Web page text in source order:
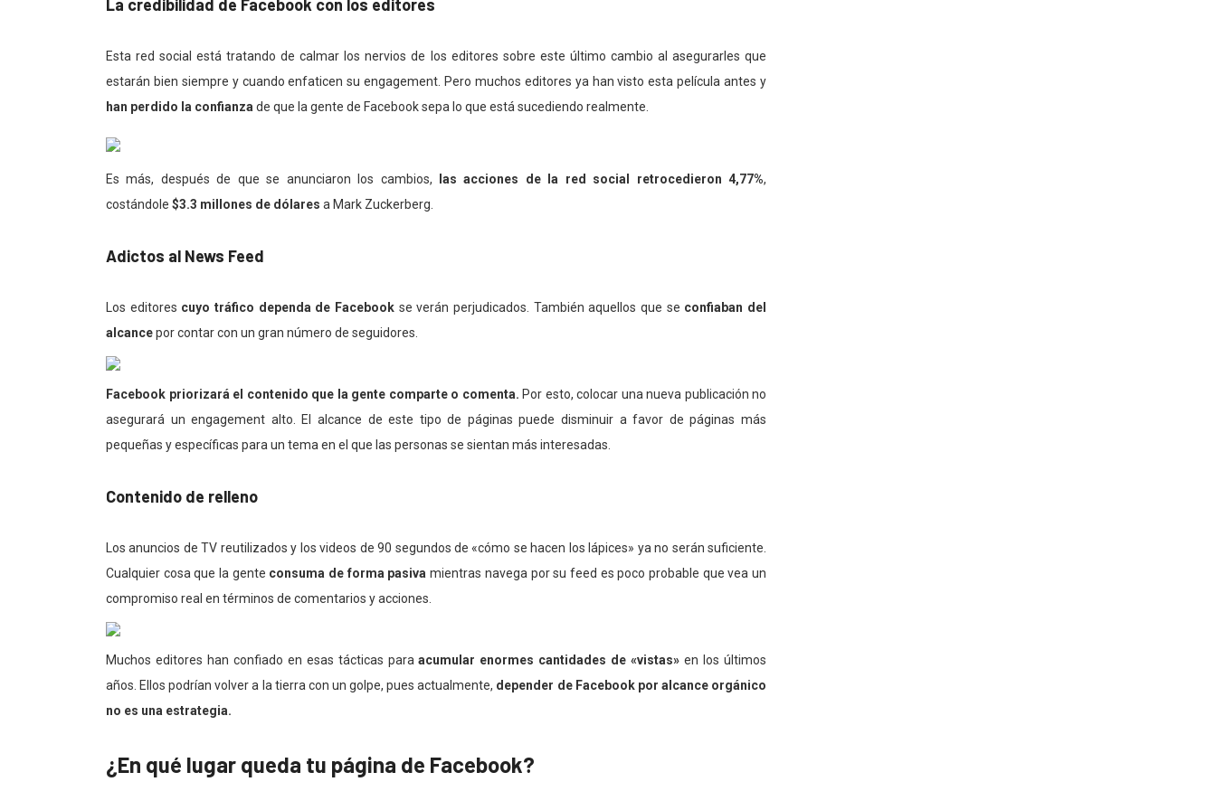
La credibilidad de Facebook con los editores
Esta red social está tratando de calmar los nervios de los editores sobre este último cambio al asegurarles que
estarán bien siempre y cuando enfaticen su engagement. Pero muchos editores ya han visto esta película antes y
han perdido la confianzade que la gente de Facebook sepa lo que está sucediendo realmente.
Es más, después de que se anunciaron los cambios, las acciones de la red social retrocedieron 4,77%,
costándole $3.3 millones de dólares a Mark Zuckerberg.
Adictos al News Feed
Los editores cuyo tráfico dependa de Facebook se verán perjudicados. También aquellos que se confiaban del
alcancepor contar con un gran número de seguidores.
Facebook priorizará el contenido que la gente comparte o comenta. Por esto, colocar una nueva publicación no
asegurará un engagement alto. El alcance de este tipo de páginas puede disminuir a favor de páginas más
pequeñas y específicas para un tema en el que las personas se sientan más interesadas.
Contenido de relleno
Los anuncios de TV reutilizados y los videos de 90 segundos de «cómo se hacen los lápices» ya no serán suficiente.
Cualquier cosa que la gente consuma de forma pasiva mientras navega por su feed es poco probable que vea un
compromiso real en términos de comentarios y acciones.
Muchos editores han confiado en esas tácticas paraacumular enormes cantidades de «vistas» en los últimos
años. Ellos podrían volver a la tierra con un golpe, pues actualmente, depender de Facebook por alcance orgánico
no es una estrategia.
¿En qué lugar queda tu página de Facebook?